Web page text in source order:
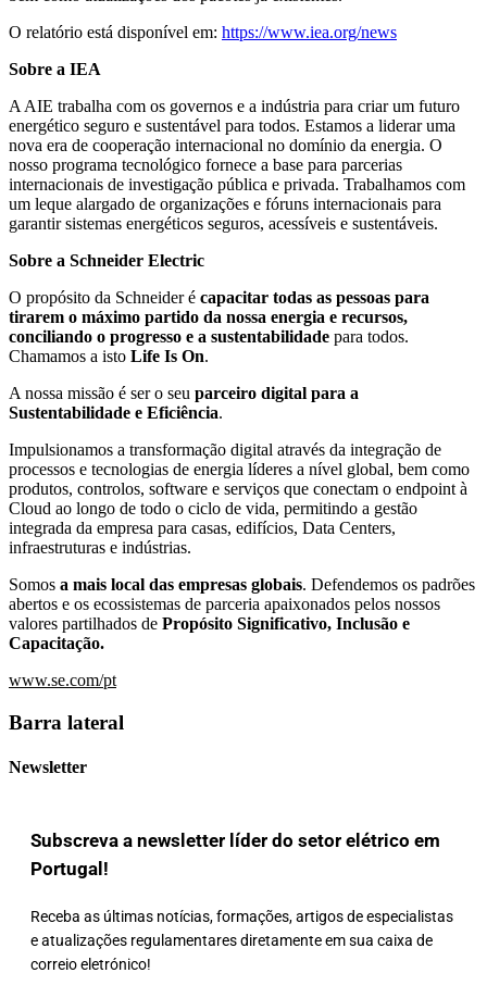
O relatório está disponível em: https://www.iea.org/news
Sobre a IEA
A AIE trabalha com os governos e a indústria para criar um futuro
energético seguro e sustentável para todos. Estamos a liderar uma
nova era de cooperação internacional no domínio da energia. O
nosso programa tecnológico fornece a base para parcerias
internacionais de investigação pública e privada. Trabalhamos com
um leque alargado de organizações e fóruns internacionais para
garantir sistemas energéticos seguros, acessíveis e sustentáveis.
Sobre a Schneider Electric
O propósito da Schneider é capacitar todas as pessoas para
tirarem o máximo partido da nossa energia e recursos,
conciliando o progresso e a sustentabilidade para todos.
Chamamos a isto Life Is On.
A nossa missão é ser o seu parceiro digital para a
Sustentabilidade e Eficiência.
Impulsionamos a transformação digital através da integração de
processos e tecnologias de energia líderes a nível global, bem como
produtos, controlos, software e serviços que conectam o endpoint à
Cloud ao longo de todo o ciclo de vida, permitindo a gestão
integrada da empresa para casas, edifícios, Data Centers,
infraestruturas e indústrias.
Somos a mais local das empresas globais. Defendemos os padrões
abertos e os ecossistemas de parceria apaixonados pelos nossos
valores partilhados de Propósito Significativo, Inclusão e
Capacitação.
www.se.com/pt
Barra lateral
Newsletter
Subscreva a newsletter líder do setor elétrico em
Portugal!
Receba as últimas notícias, formações, artigos de especialistas
e atualizações regulamentares diretamente em sua caixa de
correio eletrónico!